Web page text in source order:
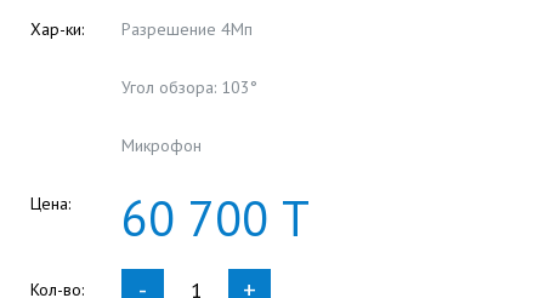
Хар-ки: Разрешение 4Мп
Угол обзора: 103°
Микрофон
Цена: 60 700 Т
Кол-во: - +